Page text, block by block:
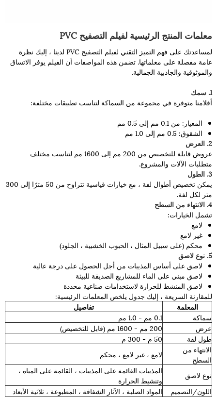
معلمات المنتج الرئيسية لفيلم التصفيح PVC
لمساعدتك على فهم التميز التقني لفيلم التصفيح PVC لدينا ، إليك نظرة
عامة مفصلة على معلماتها. تضمن هذه المواصفات أن الفيلم يوفر الاتساق
والموثوقية والجاذبية الجمالية.
1. سمك
أفلامنا متوفرة في مجموعة من السماكة لتناسب تطبيقات مختلفة:
المعيار: من 0.1 مم إلى 0.5 مم
الشقوق: 0.5 مم إلى 1.0 مم
2. العرض
عروض قابلة للتخصيص من 200 مم إلى 1600 مم لتناسب مختلف
متطلبات الآلات والمشروع.
3. الطول
يمكن تخصيص أطوال لفة ، مع خيارات قياسية تتراوح من 50 مترًا إلى 300
متر لكل لفة.
4. الانتهاء من السطح
تشمل الخيارات:
لامع
غير لامع
محكم (على سبيل المثال ، الحبوب الخشبية ، الجلود)
5. نوع لاصق
لاصق على أساس المذيبات من أجل الحصول على درجة عالية
لاصق مبني على الماء للمشاريع الصديقة للبيئة
لاصق المنشط للحرارة لاستخدامات صناعية محددة
للمقارنة السريعة ، إليك جدول يلخص المعلمات الرئيسية:
المعلمة
تفاصيل
سماكة
0.1 مم - 1.0 مم
عرض
200 مم - 1600 مم (قابل للتخصيص)
طول لفة
50 م - 300 م
الانتهاء من
السطح
لامع ، غير لامع ، محكم
نوع لاصق
المذيبات القائمة على المذيبات ، القائمة على المياه ،
وتنشيط الحرارة
اللون/التصميم
المواد الصلبة ، الآثار الشفافة ، المطبوعة ، ثلاثية الأبعاد